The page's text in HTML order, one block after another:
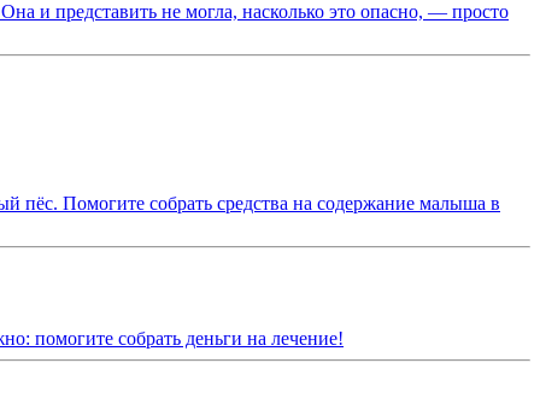
и представить не могла, насколько это опасно, — просто
Помогите собрать средства на содержание малыша в
помогите собрать деньги на лечение!